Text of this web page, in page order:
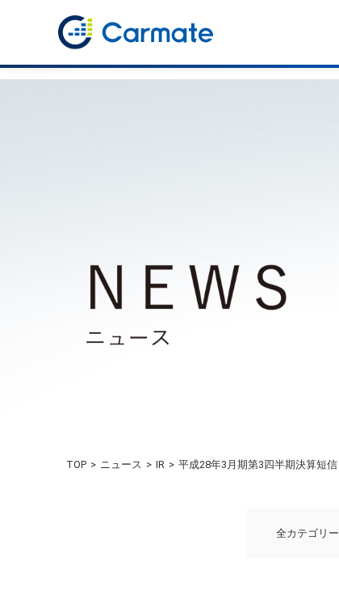
TOP ニュース IR 平成28年3月期第3四半期決算短信
全カテゴリー